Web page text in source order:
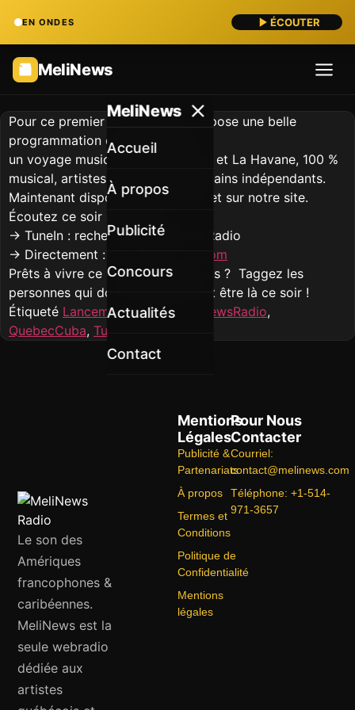
EN ONDES ÉCOUTER
MeliNews
MeliNews
Accueil
À propos
Publicité
Concours
Actualités
Contact
Pour ce premier soir, on vous propose une belle
programmation de
20h à 22h
un voyage musical entre Montréal et La Havane, 100 %
musical, artistes québécois et cubains indépendants.
Maintenant disponible surTuneIn
et sur notre site.
Écoutez ce soir à 20h
→ TuneIn : recherchezMeliNews Radio
→ Directement :
www.melinews.com
Prêts à vivre ce moment avec nous ? Taggez les
personnes qui doivent absolument être là ce soir !
Étiqueté LancementCeSoir, MeliNewsRadio,
QuebecCuba, TuneIn
Le son des
Amériques
francophones &
caribéennes.
MeliNews est la
seule webradio
dédiée aux
artistes
Mentions
Légales
Publicité &
Partenariats
À propos
Termes et
Conditions
Politique de
Confidentialité
Mentions
légales
Pour Nous
Contacter
Courriel:
contact@melinews.com
Téléphone: +1-514-
971-3657